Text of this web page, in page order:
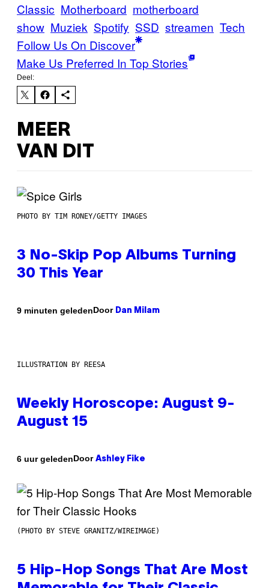
Classic Motherboard motherboard
show Muziek Spotify SSD streamen Tech
Follow Us On Discover
Make Us Preferred In Top Stories
Deel:
MEER
VAN DIT
PHOTO BY TIM RONEY/GETTY IMAGES
3 No-Skip Pop Albums Turning
30 This Year
9 minuten geledenDoor Dan Milam
ILLUSTRATION BY REESA
Weekly Horoscope: August 9-
August 15
6 uur geledenDoor Ashley Fike
(PHOTO BY STEVE GRANITZ/WIREIMAGE)
5 Hip-Hop Songs That Are Most